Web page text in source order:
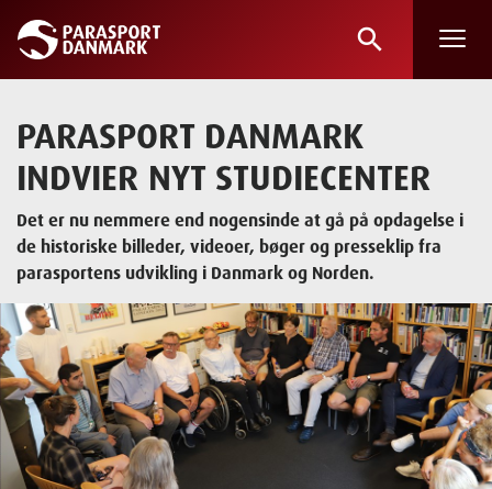
Skip
to
content
search
PARASPORT DANMARK
INDVIER NYT STUDIECENTER
Det er nu nemmere end nogensinde at gå på opdagelse i
de historiske billeder, videoer, bøger og presseklip fra
parasportens udvikling i Danmark og Norden.